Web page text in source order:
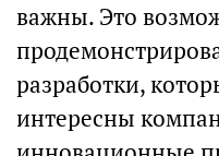
важны. Это
разработки,
интересны